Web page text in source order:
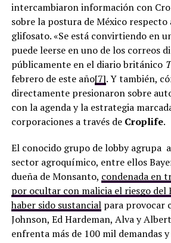
intercambiaron información con
sobre la postura de México respecto
glifosato. «Se está convirtiendo en
puede leerse en uno de los correos
públicamente en el diario británico
febrero de este año[7]. Y también,
directamente presionaron sobre
con la agenda y la estrategia
corporaciones a través de Croplife.
El conocido grupo de lobby agrupa
sector agroquímico, entre ellos
dueña de Monsanto, condenada en
por ocultar con malicia el riesgo del
haber sido sustancialpara provocar
Johnson, Ed Hardeman, Alva y
enfrenta más de 100 mil demandas